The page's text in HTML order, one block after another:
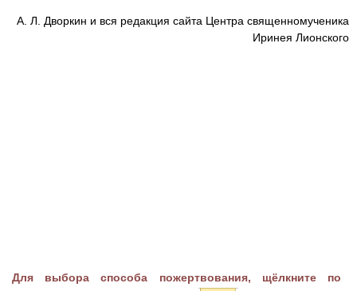
А. Л. Дворкин и вся редакция сайта Центра священномученика
Иринея Лионского
Для выбора способа пожертвования, щёлкните по